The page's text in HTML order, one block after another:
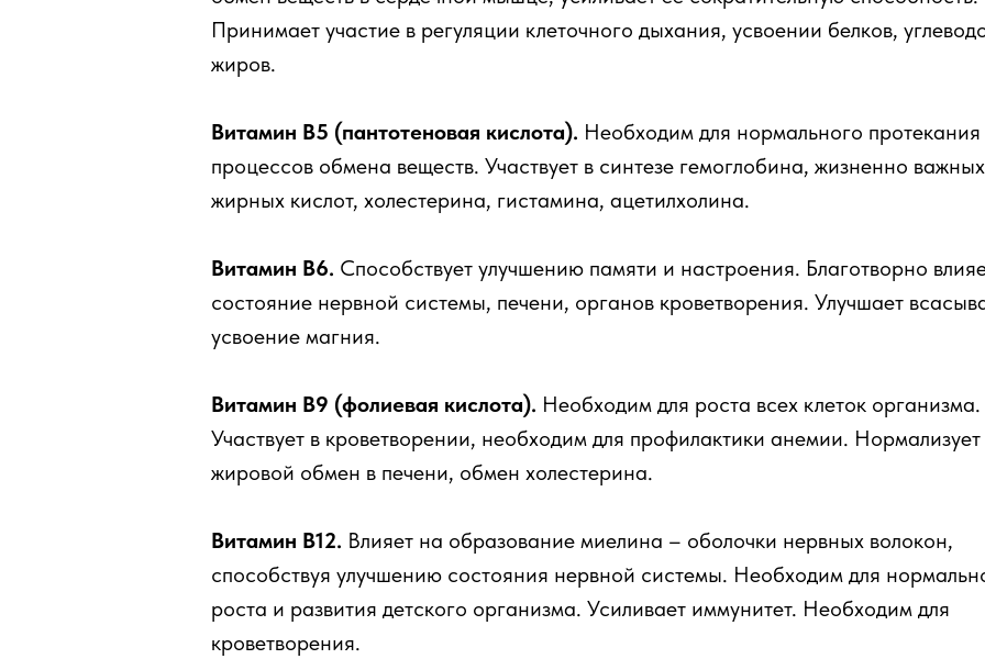
Принимает участие в регуляции клеточного дыхания, усвоении белков,
жиров.
Витамин В5 (пантотеновая кислота). Необходим для нормального протекания
процессов обмена веществ. Участвует в синтезе гемоглобина, жизненно важных
жирных кислот, холестерина, гистамина, ацетилхолина.
Витамин В6. Способствует улучшению памяти и настроения. Благотворно
состояние нервной системы, печени, органов кроветворения. Улучшает
усвоение магния.
Витамин В9 (фолиевая кислота). Необходим для роста всех клеток организма.
Участвует в кроветворении, необходим для профилактики анемии. Нормализует
жировой обмен в печени, обмен холестерина.
Витамин В12. Влияет на образование миелина – оболочки нервных волокон,
способствуя улучшению состояния нервной системы. Необходим для
роста и развития детского организма. Усиливает иммунитет. Необходим для
кроветворения.